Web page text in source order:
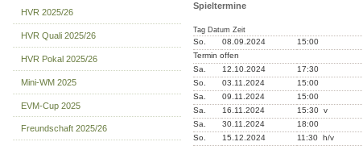
HVR 2025/26
HVR Quali 2025/26
HVR Pokal 2025/26
Mini-WM 2025
EVM-Cup 2025
Freundschaft 2025/26
Spieltermine
Tag Datum Zeit
So. 08.09.2024 15:00
Termin offen
Sa.
12.10.2024 17:30
So.
03.11.2024 15:00
Sa.
09.11.2024 15:00
Sa.
16.11.2024 15:30 v
Sa.
30.11.2024 18:00
So.
15.12.2024 11:30 h/v